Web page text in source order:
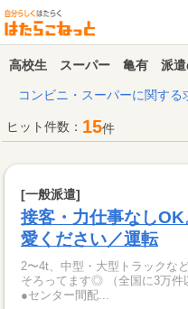
高校生 スーパー 亀有 派遣
コンビニ・スーパーに関する
ヒット件数： 15件
[一般派遣]
接客・力仕事なし
愛ください／運転
2〜4t、中型・大型トラックな
そろってます◎ （全国に3万件以上お仕
●センター間配...